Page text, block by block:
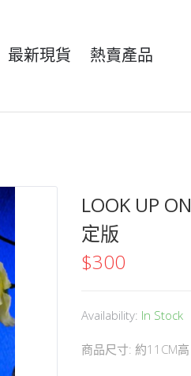
最新現貨 熱賣產品
LOOK UP
定版
$300
Availability: In Stock
商品尺寸: 約11CM高